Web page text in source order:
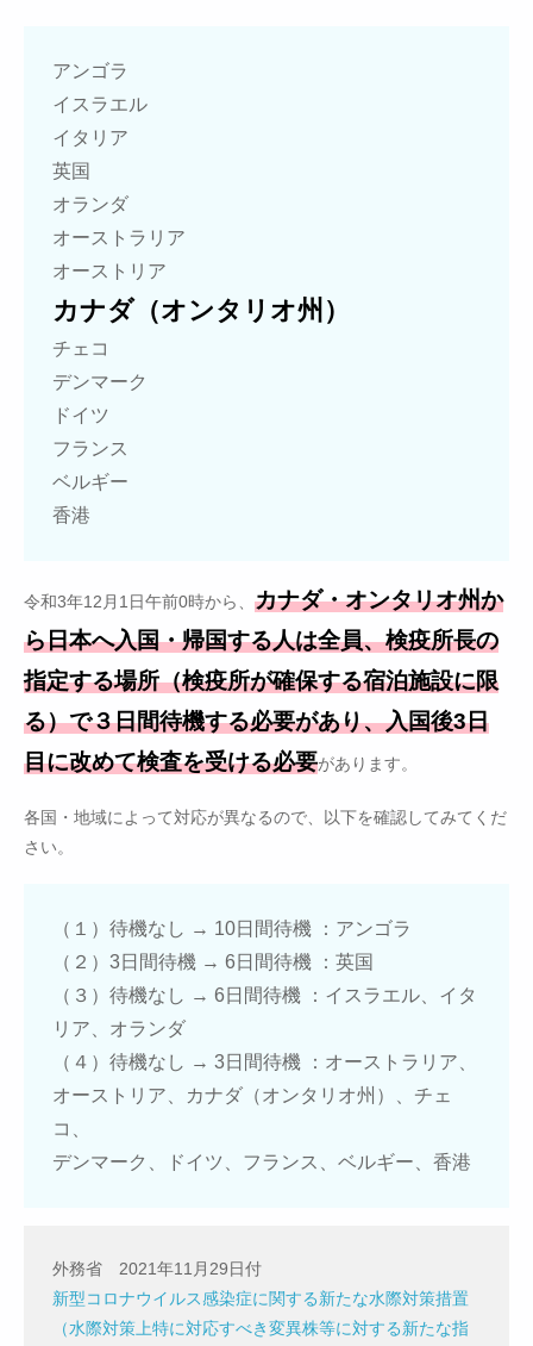
アンゴラ
イスラエル
イタリア
英国
オランダ
オーストラリア
オーストリア
カナダ（オンタリオ州）
チェコ
デンマーク
ドイツ
フランス
ベルギー
香港
令和3年12月1日午前0時から、 カナダ・オンタリオ州か
ら日本へ入国・帰国する人は全員、検疫所長の
指定する場所（検疫所が確保する宿泊施設に限
る）で３日間待機する必要があり、入国後3日
目に改めて検査を受ける必要があります。
各国・地域によって対応が異なるので、以下を確認してみてくだ
さい。
（１）待機なし → 10日間待機 ：アンゴラ
（２）3日間待機 → 6日間待機 ：英国
（３）待機なし → 6日間待機 ：イスラエル、イタ
リア、オランダ
（４）待機なし → 3日間待機 ：オーストラリア、
オーストリア、カナダ（オンタリオ州）、チェ
コ、
デンマーク、ドイツ、フランス、ベルギー、香港
外務省 2021年11月29日付
新型コロナウイルス感染症に関する新たな水際対策措置
（水際対策上特に対応すべき変異株等に対する新たな指